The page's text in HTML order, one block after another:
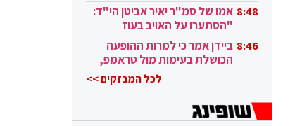
8:48 אמו של סמ"ר יאיר אביטן הי"ד:
"הסתערו על האויב בעוז
ובגבורה" 8:46 ביידן אמר כי למרות ההופעה
הכושלת בעימות מול טראמפ,
לכל המבזקים >>